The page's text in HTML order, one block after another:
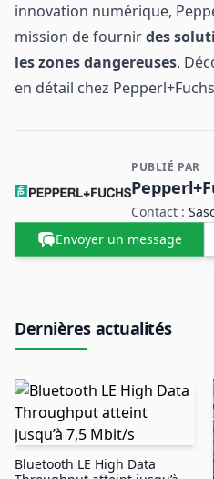
innovation numérique,
mission de fournirdes
les zones dangereuses.
en détail chez
Contact et informations sur
PUBLIÉ PAR
Contact :
Envoyer un message
Dernières actualités
Bluetooth LE High Data